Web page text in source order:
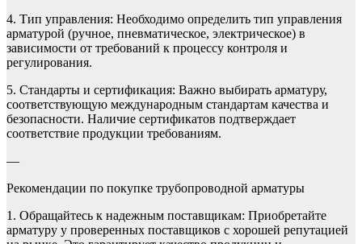
4. Тип управления: Необходимо определить тип управления
арматурой (ручное, пневматическое, электрическое) в
зависимости от требований к процессу контроля и
регулирования.
5. Стандарты и сертификация: Важно выбирать арматуру,
соответствующую международным стандартам качества и
безопасности. Наличие сертификатов подтверждает
соответствие продукции требованиям.
—
Рекомендации по покупке трубопроводной арматуры
1. Обращайтесь к надежным поставщикам: Приобретайте
арматуру у проверенных поставщиков с хорошей репутацией